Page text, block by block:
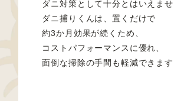
ダニ対策として十分とはいえませ
ダニ捕りくんは、置くだけで
約3か月効果が続くため、
コストパフォーマンスに優れ、
面倒な掃除の手間も軽減できます